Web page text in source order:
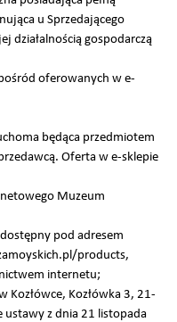
u Sprzedającego
działalnością gospodarczą
oferowanych w e-
będąca przedmiotem
Oferta w e-sklepie
Muzeum
pod adresem
products,
internetu;
Kozłówce, Kozłówka 3, 21-
ustawy z dnia 21 listopada